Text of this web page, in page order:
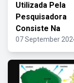
Utilizada Pela
Pesquisadora
Consiste Na
07 September